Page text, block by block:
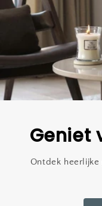
Geniet
Ontdek